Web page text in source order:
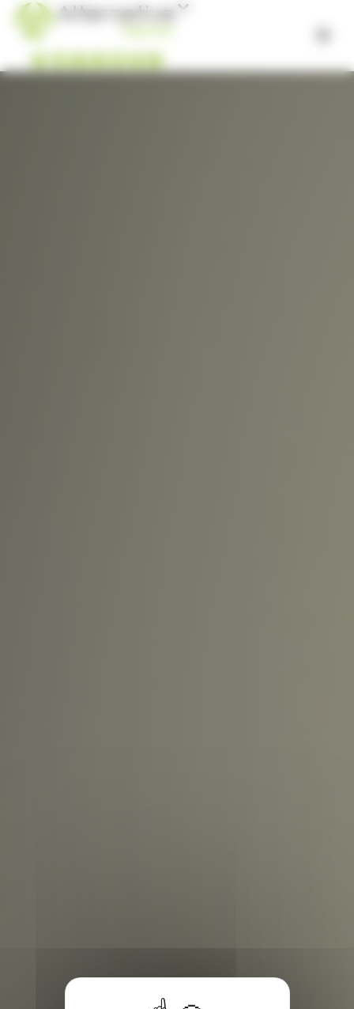
Panneau de gestion des cookies